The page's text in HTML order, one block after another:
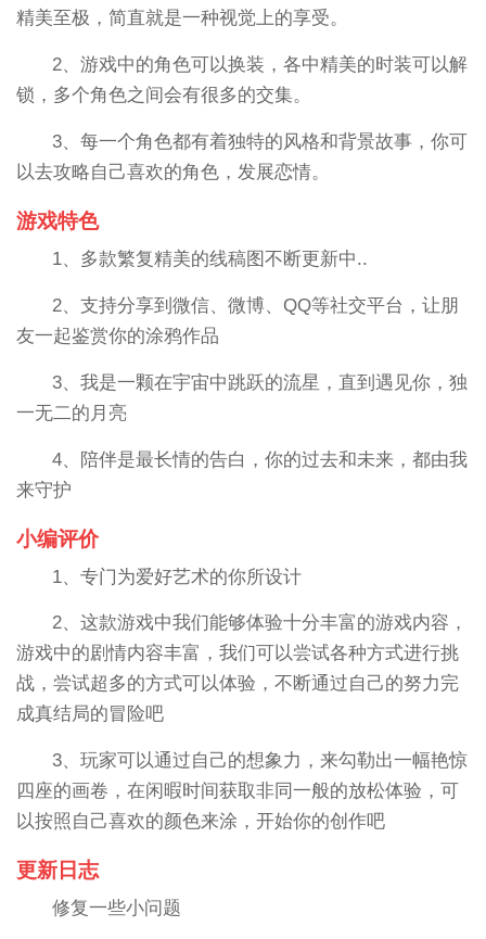
精美至极，简直就是一种视觉上的享受。
2、游戏中的角色可以换装，各中精美的时装可以解
锁，多个角色之间会有很多的交集。
3、每一个角色都有着独特的风格和背景故事，你可
以去攻略自己喜欢的角色，发展恋情。
游戏特色
1、多款繁复精美的线稿图不断更新中..
2、支持分享到微信、微博、QQ等社交平台，让朋
友一起鉴赏你的涂鸦作品
3、我是一颗在宇宙中跳跃的流星，直到遇见你，独
一无二的月亮
4、陪伴是最长情的告白，你的过去和未来，都由我
来守护
小编评价
1、专门为爱好艺术的你所设计
2、这款游戏中我们能够体验十分丰富的游戏内容，
游戏中的剧情内容丰富，我们可以尝试各种方式进行挑
战，尝试超多的方式可以体验，不断通过自己的努力完
成真结局的冒险吧
3、玩家可以通过自己的想象力，来勾勒出一幅艳惊
四座的画卷，在闲暇时间获取非同一般的放松体验，可
以按照自己喜欢的颜色来涂，开始你的创作吧
更新日志
修复一些小问题